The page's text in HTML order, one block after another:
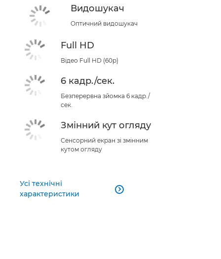
Видошукач
Оптичний видошукач
Full HD
Відео Full HD (60p)
6 кадр./сек.
Безперервна зйомка 6 кадр./
сек.
Змінний кут огляду
Сенсорний екран зі змінним
кутом огляду
Усі технічні
характеристики
